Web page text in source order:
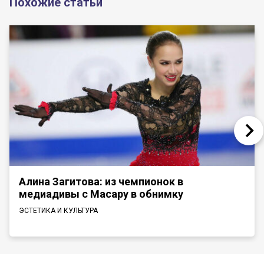
Алина Загитова: из чемпионок в
медиадивы с Масару в обнимку
ЭСТЕТИКА И КУЛЬТУРА